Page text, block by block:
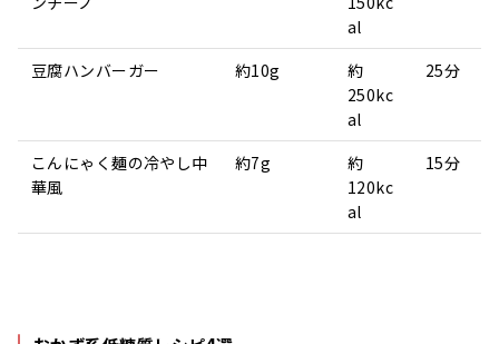
al
豆腐ハンバーガー
約10g
約
250kc
al
25分
こんにゃく麺の冷やし中
華風
約7g
約
120kc
al
15分